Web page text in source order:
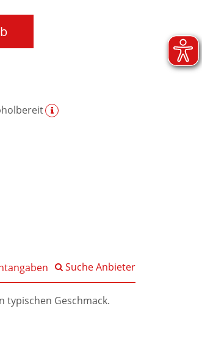
Suche Anbieter
Geschmack.